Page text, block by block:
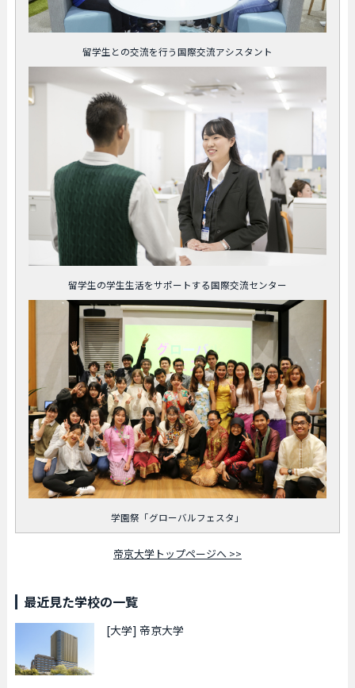
留学生との交流を行う国際交流アシスタント
留学生の学生生活をサポートする国際交流センター
学園祭「グローバルフェスタ」
帝京大学トップページへ >>
最近見た学校の一覧
[大学] 帝京大学